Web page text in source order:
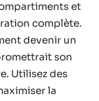
et
complète.
devenir un
son
Utilisez des
la